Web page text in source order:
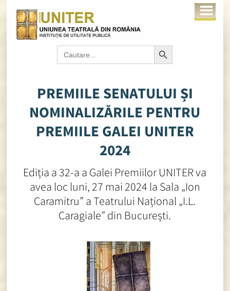
Search
for:
Search Button
PREMIILE SENATULUI ȘI
NOMINALIZĂRILE PENTRU
PREMIILE GALEI UNITER
2024
Ediția a 32-a a Galei Premiilor UNITER va
avea loc luni, 27 mai 2024 la Sala „Ion
Caramitru” a Teatrului Național „I.L.
Caragiale” din București.